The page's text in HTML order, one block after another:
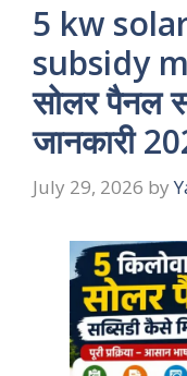
5 kw
subsidy
सोलर पैनल
जानकारी
July 29, 2026 by